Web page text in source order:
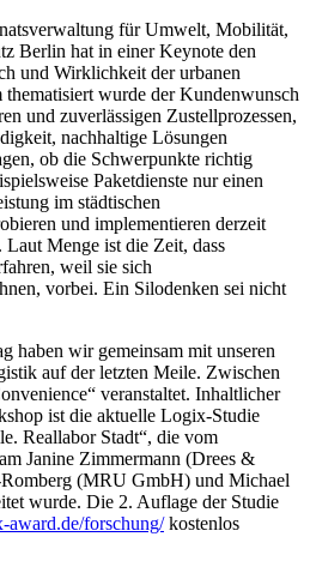
für Umwelt, Mobilität,
Berlin hat in einer Keynote den
und Wirklichkeit der urbanen
wurde der Kundenwunsch
und zuverlässigen Zustellprozessen,
nachhaltige Lösungen
ob die Schwerpunkte richtig
Paketdienste nur einen
im städtischen
und implementieren derzeit
Menge ist die Zeit, dass
weil sie sich
vorbei. Ein Silodenken sei nicht
haben wir gemeinsam mit unseren
auf der letzten Meile. Zwischen
veranstaltet. Inhaltlicher
ist die aktuelle Logix-Studie
Reallabor Stadt“, die vom
Janine Zimmermann (Drees &
(MRU GmbH) und Michael
wurde. Die 2. Auflage der Studie
forschung/kostenlos